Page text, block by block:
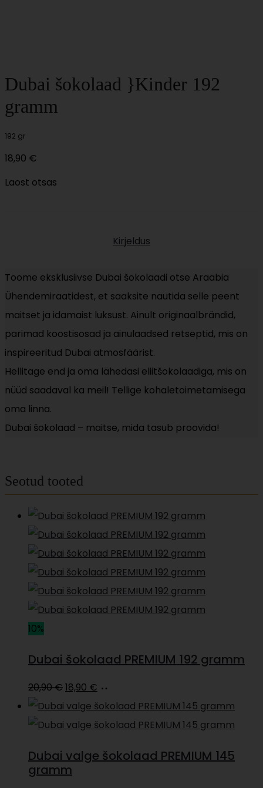
Dubai šokolaad }Kinder 192
gramm
192 gr
18,90 €
Laost otsas
Kirjeldus
Toome eksklusiivse Dubai šokolaadi otse Araabia
Ühendemiraatidest, et saaksite nautida selle peent
maitset ja idamaist luksust. Ainult originaalbrändid,
parimad koostisosad ja ainulaadsed retseptid, mis on
inspireeritud Dubai atmosfäärist.
Hellitage end ja oma lähedasi eliitšokolaadiga, mis on
nüüd saadaval ka meil! Tellige kohaletoimetamisega
oma linna.
Dubai šokolaad – maitse, mida tasub proovida!
Seotud tooted
10%
Dubai šokolaad PREMIUM 192 gramm
20,90€Algne
hind
oli:
18,90 € Current
price
is:
edasi
Dubai valge šokolaad PREMIUM 145
gramm